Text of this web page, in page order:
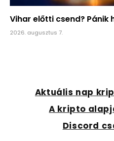
Vihar előtti csend?
2026. augusztus 7.
Aktuális nap
A kripto
Discord